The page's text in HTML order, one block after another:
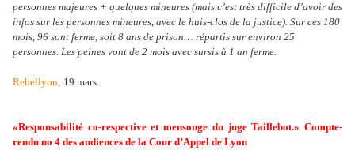
personnes majeures + quelques mineures (mais c’est très difficile d’avoir des
infos sur les personnes mineures, avec le huis-clos de la justice). Sur ces 180
mois, 96 sont ferme, soit 8 ans de prison… répartis sur environ 25
personnes. Les peines vont de 2 mois avec sursis à 1 an ferme.
Rebellyon, 19 mars.
«Responsabilité co-respective et mensonge du juge Taillebot.» Compte-
rendu no 4 des audiences de la Cour d’Appel de Lyon